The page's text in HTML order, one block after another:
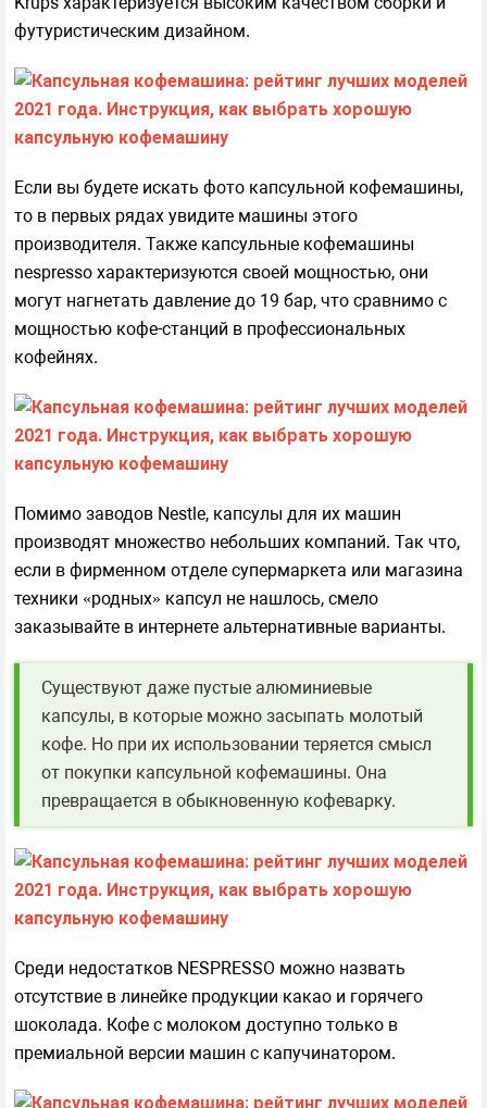
футуристическим дизайном.
Если вы будете искать фото капсульной кофемашины,
то в первых рядах увидите машины этого
производителя. Также капсульные кофемашины
nespresso характеризуются своей мощностью, они
могут нагнетать давление до 19 бар, что сравнимо с
мощностью кофе-станций в профессиональных
кофейнях.
Помимо заводов Nestle, капсулы для их машин
производят множество небольших компаний. Так что,
если в фирменном отделе супермаркета или магазина
техники «родных» капсул не нашлось, смело
заказывайте в интернете альтернативные варианты.
Существуют даже пустые алюминиевые
капсулы, в которые можно засыпать молотый
кофе. Но при их использовании теряется смысл
от покупки капсульной кофемашины. Она
превращается в обыкновенную кофеварку.
Среди недостатков NESPRESSO можно назвать
отсутствие в линейке продукции какао и горячего
шоколада. Кофе с молоком доступно только в
премиальной версии машин с капучинатором.